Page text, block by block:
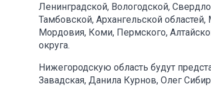
Ленинградской, Вологодской,
Тамбовской, Архангельской
Мордовия, Коми, Пермского,
округа.
Нижегородскую область будут
Завадская, Данила Курнов, Олег